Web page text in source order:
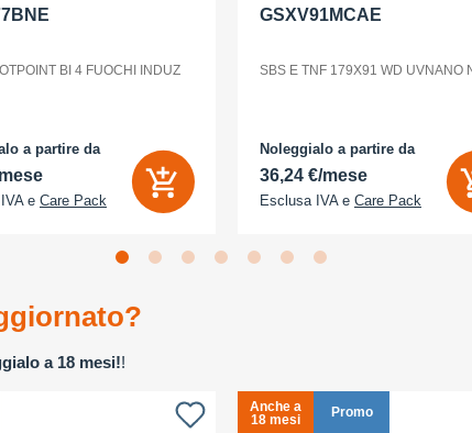
BI 4 FUOCHI INDUZ
a partire da
e Care Pack
GSXV91MCAE
SBS E TNF 179X91 WD UVNANO
Noleggialo a partire da
36,24 €/mese
Esclusa IVA e Care Pack
a 18 mesi!!
Anche a
18 mesi
Promo